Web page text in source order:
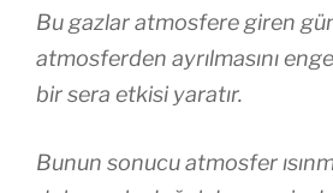
Bu gazlar atmosfere giren
atmosferden ayrılmasını
bir sera etkisi yaratır.
Bunun sonucu atmosfer